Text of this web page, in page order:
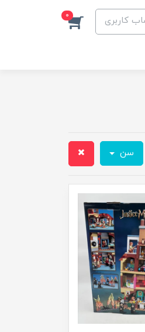
کاربری 0
سن